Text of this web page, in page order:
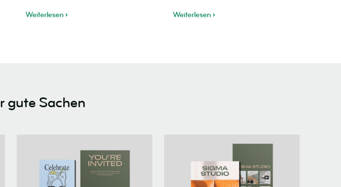
Weiterlesen Weiterlesen
gute Sachen